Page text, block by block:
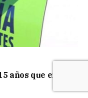
años que era